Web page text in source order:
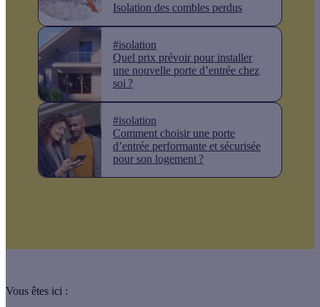
Isolation des combles perdus
#isolation
Quel prix prévoir pour installer
une nouvelle porte d’entrée chez
soi ?
#isolation
Comment choisir une porte
d’entrée performante et sécurisée
pour son logement ?
Vous êtes ici :